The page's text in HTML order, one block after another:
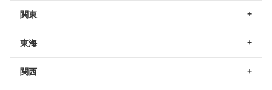
関東
東海
関西